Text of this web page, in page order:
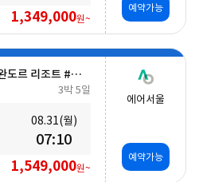
1,349,000원~
예약가능
[나트랑 안심 자유여행] 스완도르 리조트 #올인크루시브+오션뷰+미니바 5일
3박 5일
08.31(월)
07:10
1,549,000원~
에어서울
예약가능